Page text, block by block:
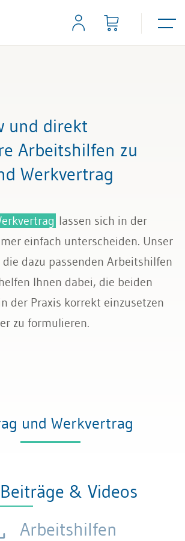
Handel
und direkt
Arbeitshilfen zu
Werkvertrag
lassen sich in der
einfach unterscheiden. Unser
dazu passenden Arbeitshilfen
Ihnen dabei, die beiden
der Praxis korrekt einzusetzen
zu formulieren.
und Werkvertrag
Beiträge & Videos
Arbeitshilfen